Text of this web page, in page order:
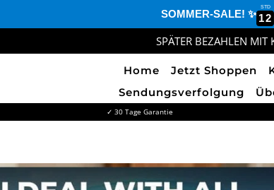
SOMMER-SALE! ✨
STD
12
SPÄTER BEZAHLEN MIT
Home Jetzt Shoppen
Sendungsverfolgung
✓ 30 Tage Garantie